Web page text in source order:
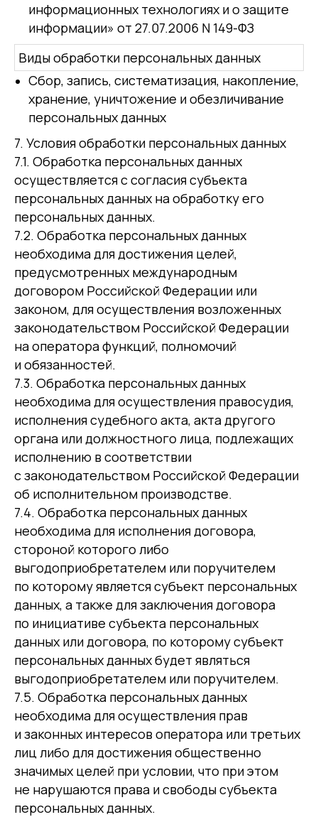
информационных технологиях и о защите
информации» от 27.07.2006 N 149-ФЗ
Виды обработки персональных данных
Сбор, запись, систематизация, накопление,
хранение, уничтожение и обезличивание
персональных данных
7. Условия обработки персональных данных
7.1. Обработка персональных данных
осуществляется с согласия субъекта
персональных данных на обработку его
персональных данных.
7.2. Обработка персональных данных
необходима для достижения целей,
предусмотренных международным
договором Российской Федерации или
законом, для осуществления возложенных
законодательством Российской Федерации
на оператора функций, полномочий
и обязанностей.
7.3. Обработка персональных данных
необходима для осуществления правосудия,
исполнения судебного акта, акта другого
органа или должностного лица, подлежащих
исполнению в соответствии
с законодательством Российской Федерации
об исполнительном производстве.
7.4. Обработка персональных данных
необходима для исполнения договора,
стороной которого либо
выгодоприобретателем или поручителем
по которому является субъект персональных
данных, а также для заключения договора
по инициативе субъекта персональных
данных или договора, по которому субъект
персональных данных будет являться
выгодоприобретателем или поручителем.
7.5. Обработка персональных данных
необходима для осуществления прав
и законных интересов оператора или третьих
лиц либо для достижения общественно
значимых целей при условии, что при этом
не нарушаются права и свободы субъекта
персональных данных.